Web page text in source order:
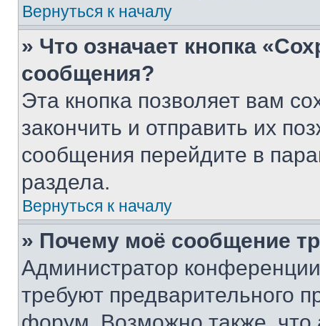
Вернуться к началу
» Что означает кнопка
сообщения?
Эта кнопка позволяет вам
закончить и отправить их
сообщения перейдите в
раздела.
Вернуться к началу
» Почему моё сообщение
Администратор
требуют предварительного